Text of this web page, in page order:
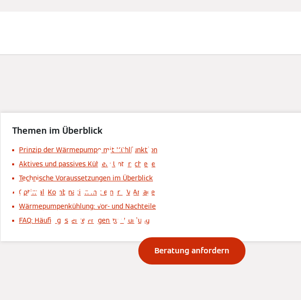
Kühlen mit der
Wärmepumpe:
und
Beratung anfordern
Themen im Überblick
Prinzip der Wärmepumpe mit Kühlfunktion
Aktives und passives Kühlen: Unterschiede
Technische Voraussetzungen im Überblick
Optimal: Kombination mit einer PV-Anlage
Wärmepumpenkühlung: Vor- und Nachteile
FAQ: Häufig gestellte Fragen zur Kühlung